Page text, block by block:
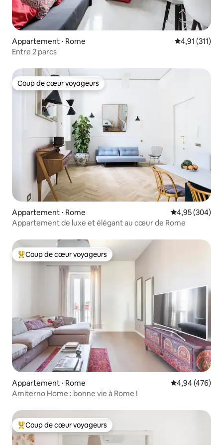
Appartement ⋅ Rome Évaluation
4,91 (311)
Entre 2 parcs
Coup de cœur voyageurs
Coup de cœur voyageurs
Appartement ⋅ Rome Évaluation
4,95 (304)
Appartement de luxe et élégant au cœur de Rome
Coups de cœur voyageurs les plus appréciés
Coup de cœur voyageurs
Appartement ⋅ Rome Évaluation
4,94 (476)
Amiterno Home : bonne vie à Rome !
Coups de cœur voyageurs les plus appréciés
Coup de cœur voyageurs